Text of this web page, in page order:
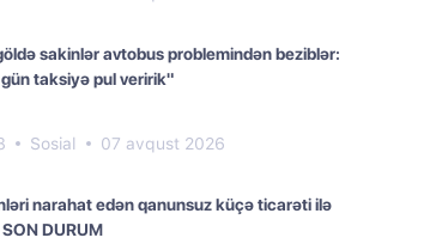
sakinlər avtobus problemindən beziblər:
taksiyə pul veririk"
Sosial 07 avqust 2026
narahat edən qanunsuz küçə ticarəti ilə
SON DURUM